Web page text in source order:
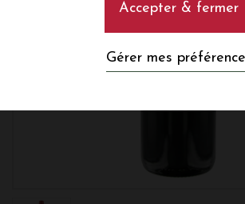
Accepter & fermer
Gérer mes